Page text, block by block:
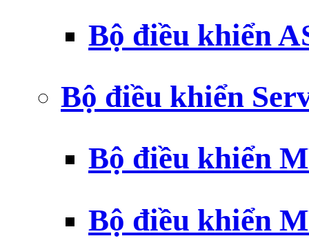
Bộ điều khiển
Bộ điều khiển
Bộ điều khiển
Bộ điều khiển